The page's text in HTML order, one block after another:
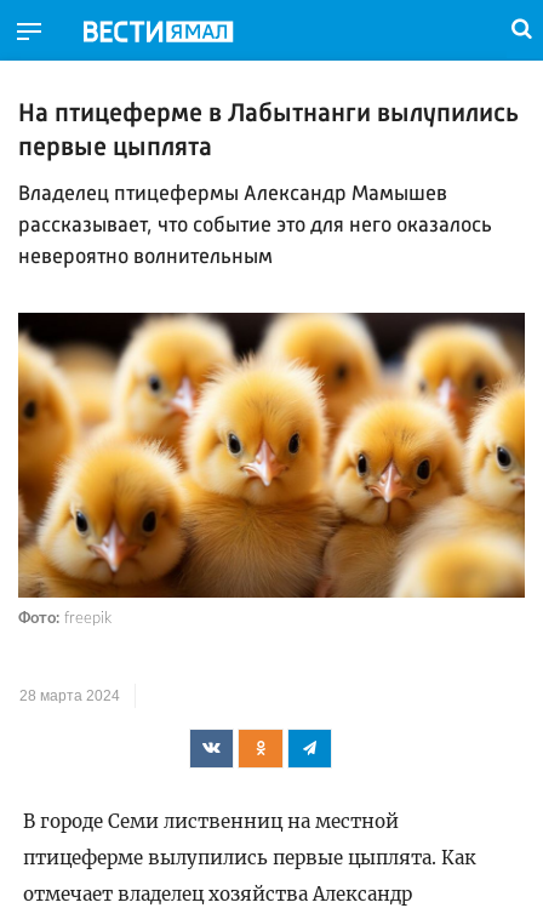
На птицеферме в Лабытнанги вылупились
первые цыплята
Владелец птицефермы Александр Мамышев
рассказывает, что событие это для него оказалось
невероятно волнительным
Фото: freepik
28 марта 2024
В городе Семи лиственниц на местной
птицеферме вылупились первые цыплята. Как
отмечает владелец хозяйства Александр